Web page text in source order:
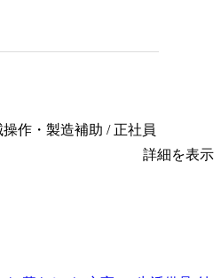
作・製造補助 / 正社員
詳細を表示